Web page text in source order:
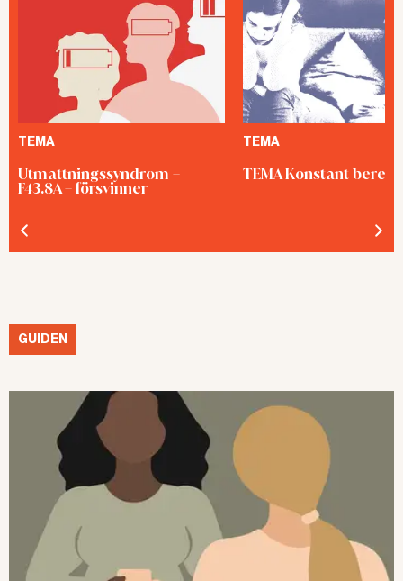
TEMA
Utmattningssyndrom –
F43.8A – försvinner
TEMA
TEMA Konstant
GUIDEN